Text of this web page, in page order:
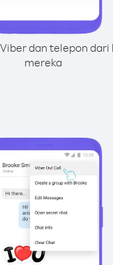
dan telepon dari
mereka